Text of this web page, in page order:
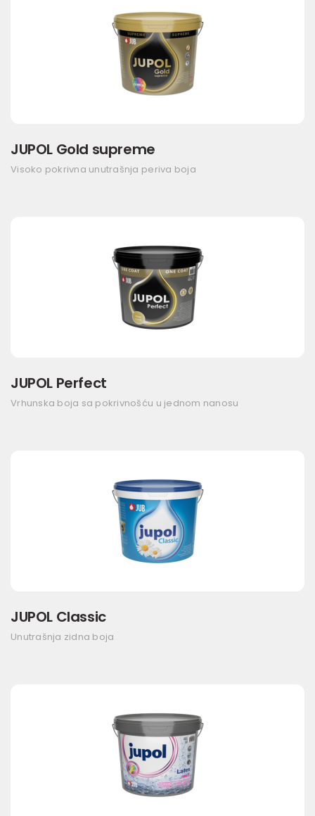
JUPOL Gold supreme
Visoko pokrivna unutrašnja periva boja
JUPOL Perfect
Vrhunska boja sa pokrivnošću u jednom nanosu
JUPOL Classic
Unutrašnja zidna boja